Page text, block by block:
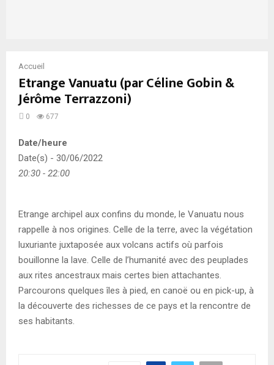
Accueil
Etrange Vanuatu (par Céline Gobin &
Jérôme Terrazzoni)
0 677
Date/heure
Date(s) - 30/06/2022
20:30 - 22:00
Etrange archipel aux confins du monde, le Vanuatu nous
rappelle à nos origines. Celle de la terre, avec la végétation
luxuriante juxtaposée aux volcans actifs où parfois
bouillonne la lave. Celle de l’humanité avec des peuplades
aux rites ancestraux mais certes bien attachantes.
Parcourons quelques îles à pied, en canoë ou en pick-up, à
la découverte des richesses de ce pays et la rencontre de
ses habitants.